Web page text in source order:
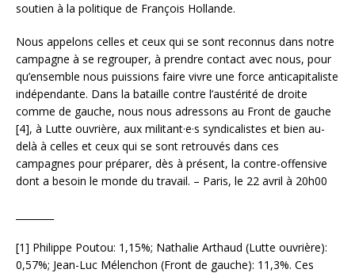
soutien à la politique de François Hollande.
Nous appelons celles et ceux qui se sont reconnus dans notre
campagne à se regrouper, à prendre contact avec nous, pour
qu’ensemble nous puissions faire vivre une force anticapitaliste
indépendante. Dans la bataille contre l’austérité de droite
comme de gauche, nous nous adressons au Front de gauche
[4], à Lutte ouvrière, aux militant·e·s syndicalistes et bien au-
delà à celles et ceux qui se sont retrouvés dans ces
campagnes pour préparer, dès à présent, la contre-offensive
dont a besoin le monde du travail. – Paris, le 22 avril à 20h00
[1] Philippe Poutou: 1,15%; Nathalie Arthaud (Lutte ouvrière):
0,57%; Jean-Luc Mélenchon (Front de gauche): 11,3%. Ces